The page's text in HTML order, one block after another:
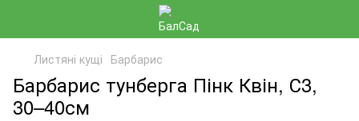
Листяні кущі Барбарис
Барбарис тунберга Пінк Квін, С3,
30–40см